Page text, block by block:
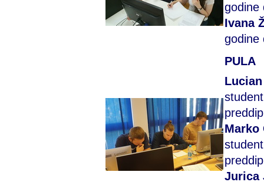
godine
Ivana
godine
PULA
Marko
Jurica